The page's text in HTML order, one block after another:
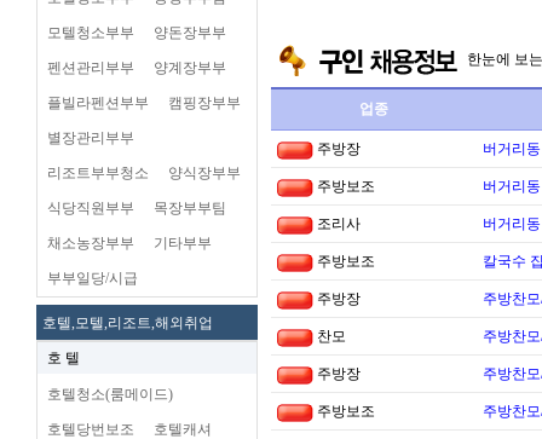
모텔청소부부 양돈장부부
펜션관리부부 양계장부부
플빌라펜션부부 캠핑장부부
별장관리부부
리조트부부청소 양식장부부
식당직원부부 목장부부팀
채소농장부부 기타부부
부부일당/시급
호텔,모텔,리조트,해외취업
호 텔
호텔청소(룸메이드)
호텔당번보조 호텔캐셔
한눈에 보
업종
주방장 버거리
주방보조 버거리
조리사 버거리
주방보조 칼국수
주방장 주방찬
찬모 주방찬
주방장 주방찬
주방보조 주방찬